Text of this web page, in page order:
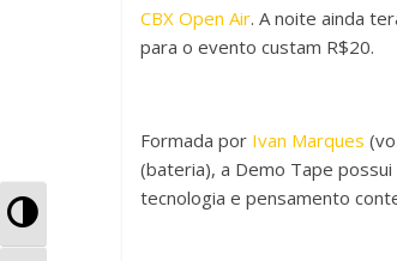
A
o
k
p
til
CBX Open Air. A noite ainda
para o evento custam R$20.
Formada por Ivan Marques
(bateria), a Demo Tape
tecnologia e pensamento